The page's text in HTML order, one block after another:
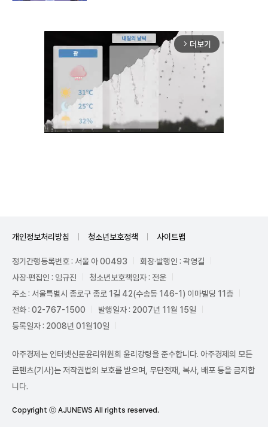
arrow_forward_ios 더보기
개인정보처리방침 청소년보호정책 사이트맵
정기간행등록번호 : 서울 아 00493
회장·발행인 : 곽영길
사장·편집인 : 임규진
청소년보호책임자 : 전운
주소 : 서울특별시 종로구 종로 1길 42(수송동 146-1) 이마빌딩 11층
전화 : 02-767-1500
발행일자 : 2007년 11월 15일
등록일자 : 2008년 01월10일
아주경제는 인터넷신문윤리위원회 윤리강령을 준수합니다. 아주경제의 모든
콘텐츠(기사)는 저작권법의 보호를 받으며, 무단전재, 복사, 배포 등을 금지합
니다.
Copyright ⓒ AJUNEWS All rights reserved.